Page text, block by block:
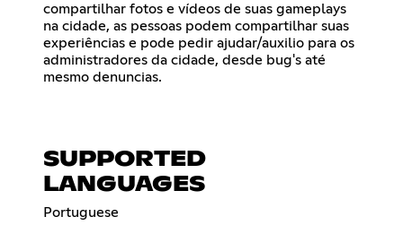
compartilhar fotos e vídeos de suas gameplays
na cidade, as pessoas podem compartilhar suas
experiências e pode pedir ajudar/auxilio para os
administradores da cidade, desde bug's até
mesmo denuncias.
SUPPORTED
LANGUAGES
Portuguese